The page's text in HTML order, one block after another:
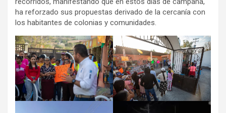
ha reforzado sus propuestas derivado de la cercanía con
los habitantes de colonias y comunidades.